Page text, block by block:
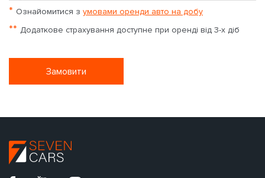
* Ознайомитися з умовами оренди авто на добу
** Додаткове страхування доступне при оренді від 3-х діб
Замовити